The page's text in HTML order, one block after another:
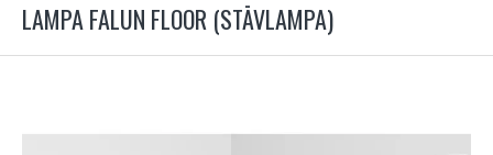
LAMPA FALUN FLOOR (STĀVLAMPA)